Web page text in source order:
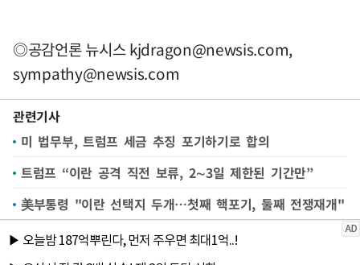
◎공감언론 뉴시스kjdragon@newsis.com,
sympathy@newsis.com
관련기사
미 법무부, 트럼프 세금 추징 포기하기로 합의
트럼프 “이란 공격 직전 보류, 2∼3일 제한된 기간만”
美부통령 "이란 선택지 두개…첫째 핵포기, 둘째 전쟁재개"